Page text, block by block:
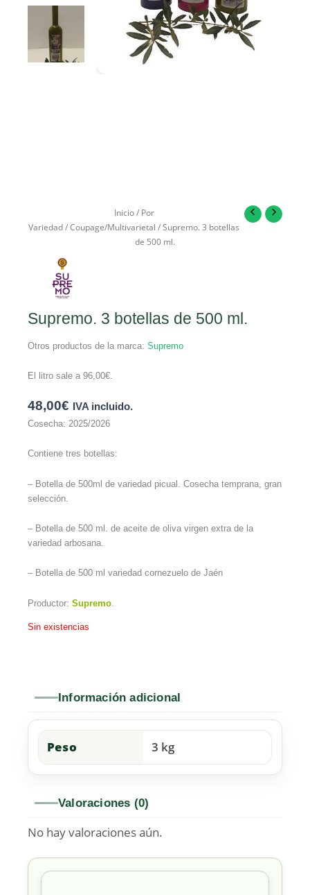
Inicio/ Por
Variedad/Coupage/Multivarietal / Supremo. 3 botellas
de 500 ml.
Supremo. 3 botellas de 500 ml.
Otros productos de la marca: Supremo
El litro sale a 96,00€
48,00€ IVA incluido.
Cosecha: 2025/2026
Contiene tres botellas:
– Botella de 500ml de variedad picual. Cosecha temprana, gran
selección.
– Botella de 500 ml. de aceite de oliva virgen extra de la
variedad arbosana.
– Botella de 500 ml variedad cornezuelo de Jaén
Productor: Supremo
Sin existencias
Información adicional
Peso 3 kg
Valoraciones (0)
No hay valoraciones aún.